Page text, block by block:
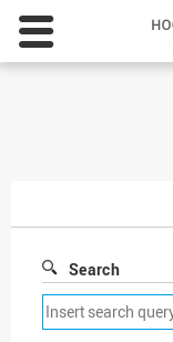
Search
Remove
search